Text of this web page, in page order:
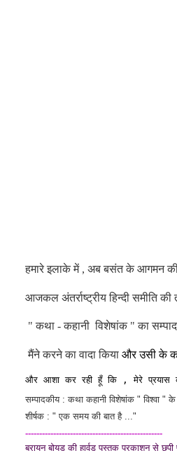
हमारे इलाके में , अब बसंत के आगमन की
आजकल अंतर्राष्ट्रीय हिन्दी समीति
" कथा - कहानी  विशेषांक " का
मैंने करने का वादा किया और उसी के
और आशा कर रही हूँ कि , मेरे प्रयास
सम्पादकीय : कथा कहानी विशेषांक " विश्वा "
शीर्षक : " एक समय की बात है ..."
-------------------------------------------------
ब्रायन बोयड की हार्वड पुस्तक प्रकाशन से